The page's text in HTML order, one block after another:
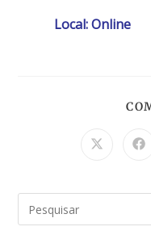
Local: Online